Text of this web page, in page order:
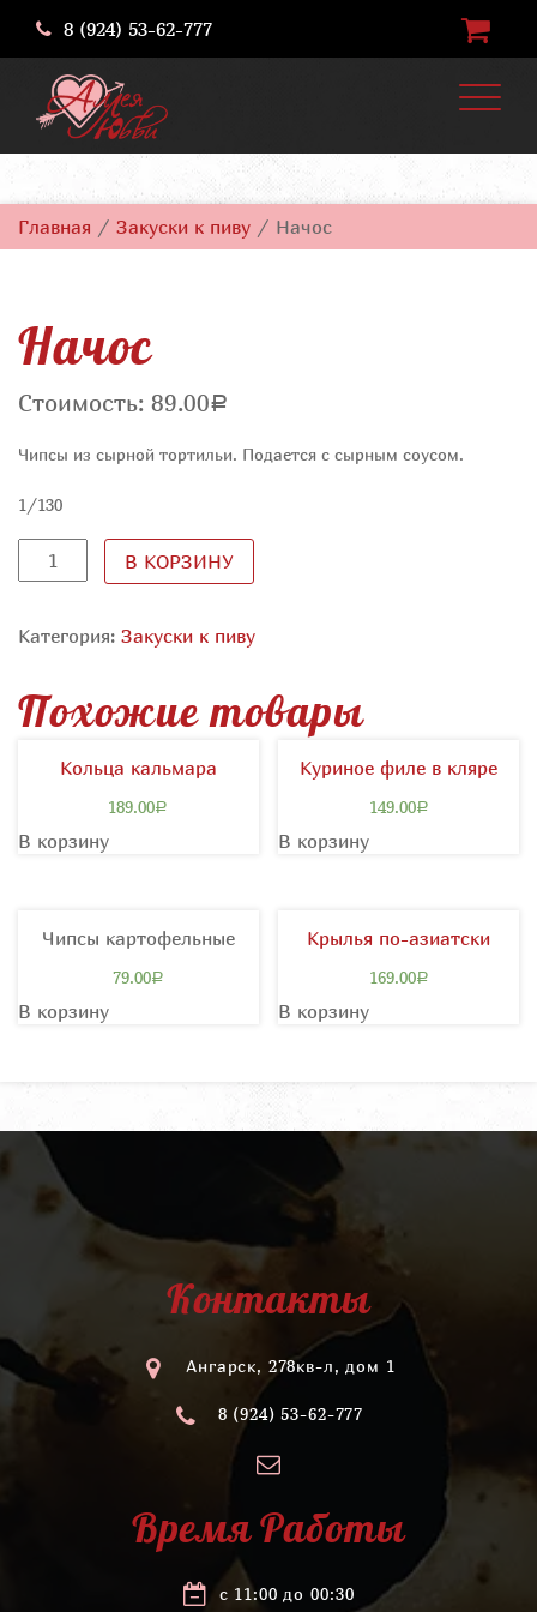
8 (924) 53-62-777
T
Главная / Закуски к пиву / Начос
Начос
Стоимость: 89.00Р
Чипсы из сырной тортильи. Подается с сырным соусом.
1/130
Количество В КОРЗИНУ
Категория: Закуски к пиву
Похожие товары
Кольца кальмара
189.00Р
В корзину
Куриное филе в кляре
149.00Р
В корзину
Чипсы картофельные
79.00Р
В корзину
Крылья по-азиатски
169.00Р
В корзину
Контакты
Ангарск, 278кв-л, дом 1
8 (924) 53-62-777
Время Работы
с 11:00 до 00:30